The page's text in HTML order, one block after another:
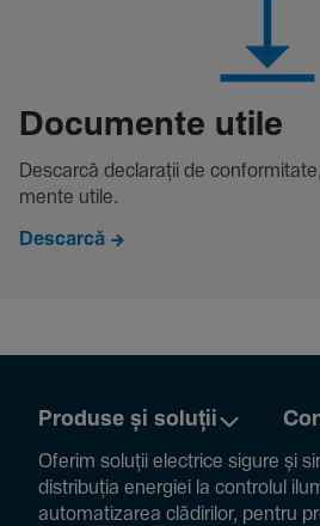
Docu­mente utile
Descarcă decla­rații de
mente utile.
Descarcă
Produse și soluții
Oferim soluții electrice sigure și
distribuția energiei la controlul
auto­ma­ti­zarea clădi­rilor, pentru